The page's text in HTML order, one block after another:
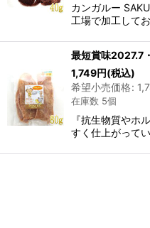
カンガルー
工場で加工して
最短賞味2027.7
1,749円(税込)
希望小売価格:
在庫数 5個
『抗生物質やホ
すく仕上がって